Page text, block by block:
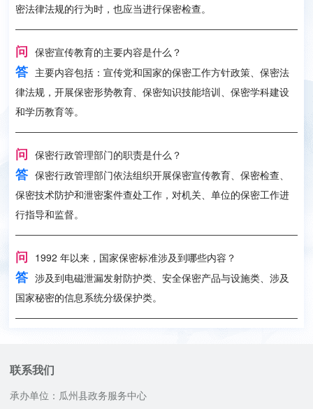
密法律法规的行为时，也应当进行保密检查。
问 保密宣传教育的主要内容是什么？
答 主要内容包括：宣传党和国家的保密工作方针政策、保密法
律法规，开展保密形势教育、保密知识技能培训、保密学科建设
和学历教育等。
问 保密行政管理部门的职责是什么？
答 保密行政管理部门依法组织开展保密宣传教育、保密检查、
保密技术防护和泄密案件查处工作，对机关、单位的保密工作进
行指导和监督。
问 1992 年以来，国家保密标准涉及到哪些内容？
答 涉及到电磁泄漏发射防护类、安全保密产品与设施类、涉及
国家秘密的信息系统分级保护类。
联系我们
承办单位：瓜州县政务服务中心